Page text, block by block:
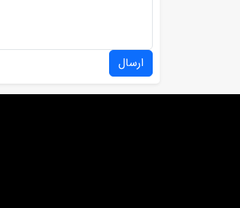
ارسال